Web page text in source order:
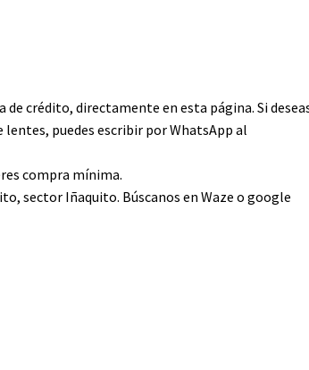
crédito, directamente en esta página. Si
puedes escribir por WhatsApp al
compra mínima.
sector Iñaquito. Búscanos en Waze o google